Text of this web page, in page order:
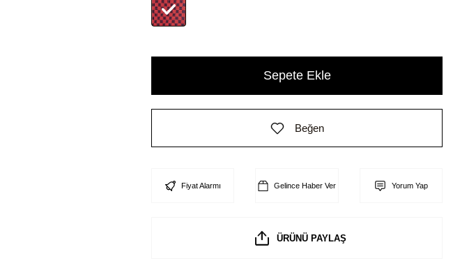
Sepete Ekle
Beğen
Fiyat Alarmı Gelince Haber Ver Yorum Yap
ÜRÜNÜ PAYLAŞ